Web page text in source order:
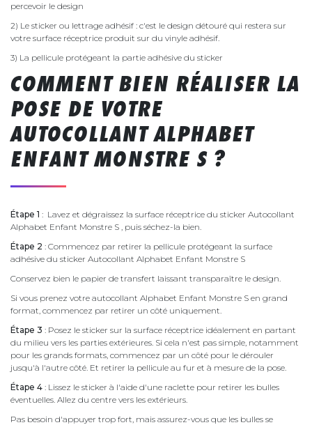
percevoir le design
2) Le sticker ou lettrage adhésif : c'est le design détouré qui restera sur
votre surface réceptrice produit sur du vinyle adhésif.
3) La pellicule protégeant la partie adhésive du sticker
COMMENT BIEN RÉALISER LA
POSE DE VOTRE
AUTOCOLLANT ALPHABET
ENFANT MONSTRE S ?
Étape 1 : Lavez et dégraissez la surface réceptrice du sticker Autocollant
Alphabet Enfant Monstre S , puis séchez-la bien.
Étape 2 : Commencez par retirer la pellicule protégeant la surface
adhésive du sticker Autocollant Alphabet Enfant Monstre S
Conservez bien le papier de transfert laissant transparaître le design.
Si vous prenez votre autocollant Alphabet Enfant Monstre S en grand
format, commencez par retirer un côté uniquement.
Étape 3 : Posez le sticker sur la surface réceptrice idéalement en partant
du milieu vers les parties extérieures. Si cela n'est pas simple, notamment
pour les grands formats, commencez par un côté pour le dérouler
jusqu'à l'autre côté. Et retirer la pellicule au fur et à mesure de la pose.
Étape 4 : Lissez le sticker à l'aide d'une raclette pour retirer les bulles
éventuelles. Allez du centre vers les extérieurs.
Pas besoin d'appuyer trop fort, mais assurez-vous que les bulles se